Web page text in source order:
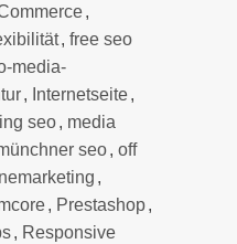
,
,free seo
media-
, Internetseite,
seo, media
seo,off
,
, Prestashop,
, Responsive